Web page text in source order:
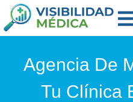
Agencia De
Tu Clínica